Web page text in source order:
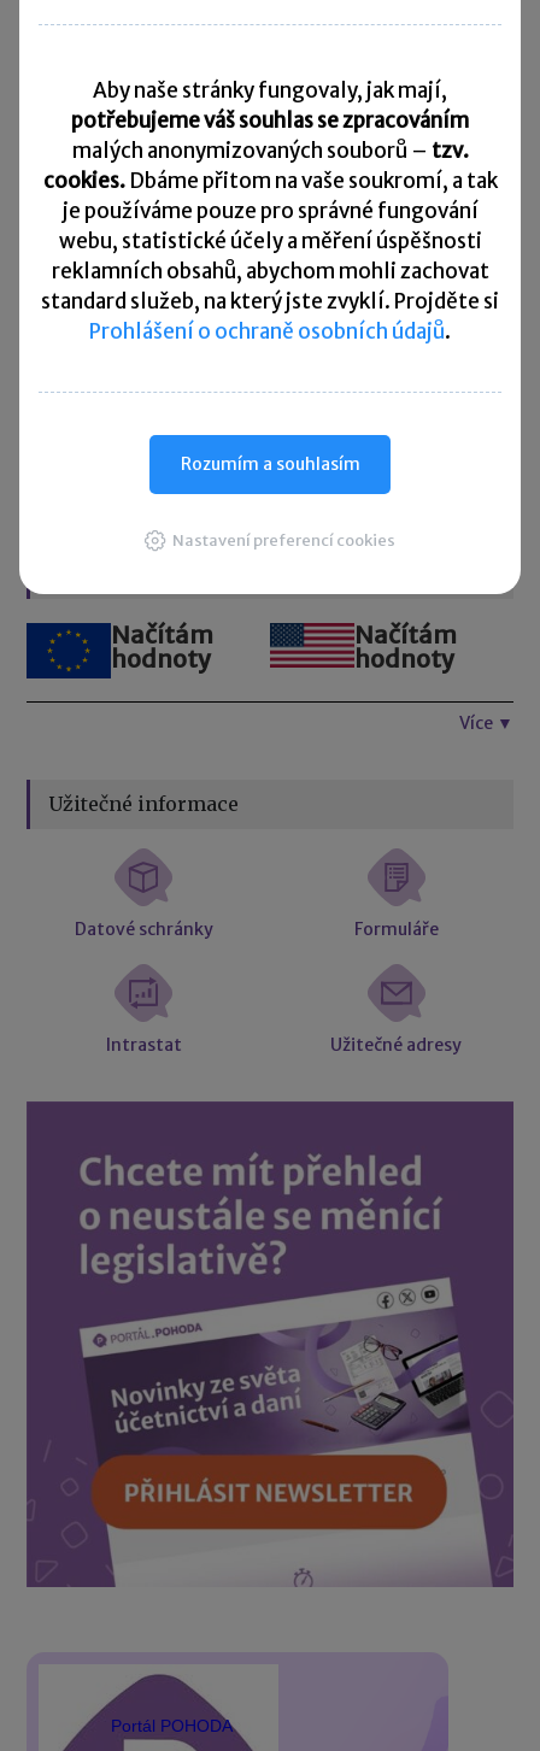
10. 8. 2026
Splatnost daně za červen 2026
20. 8. 2026
Měsíční odvod úhrnu sražených záloh na daň z příjmů
fyzických osob ze závislé činnosti za červenec 2026
20. 8. 2026
Splatnost paušální zálohy
24. 8. 2026
Daňové přiznání a splatnost daně za červenec 2026
Přehled všech termínů ►
Načítám
hodnoty
Načítám
hodnoty
Více ▼
Užitečné informace
Datové schránky Formuláře
Intrastat Užitečné adresy
Portál POHODA
Aby naše stránky fungovaly, jak mají,
potřebujeme váš souhlas se zpracováním
malých anonymizovaných souborů – tzv.
cookies. Dbáme přitom na vaše soukromí, a tak
je používáme pouze pro správné fungování
webu, statistické účely a měření úspěšnosti
reklamních obsahů, abychom mohli zachovat
standard služeb, na který jste zvyklí. Projděte si
Prohlášení o ochraně osobních údajů.
Rozumím a souhlasím
Nastavení preferencí cookies